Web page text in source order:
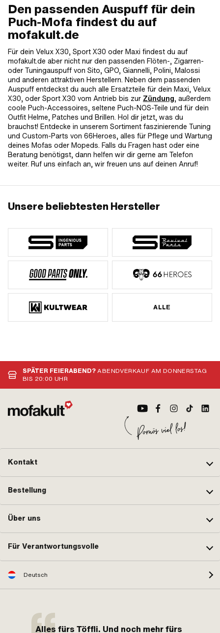
Den passenden Auspuff für dein
Puch-Mofa findest du auf
mofakult.de
Für dein Velux X30, Sport X30 oder Maxi findest du auf
mofakult.de aber nicht nur den passenden Flöten-, Zigarren-
oder Tuningauspuff von Sito, GPO, Giannelli, Polini, Malossi
und anderen attraktiven Herstellern. Neben dem passenden
Auspuff entdeckst du auch alle Ersatzteile für dein Maxi, Velux
X30, oder Sport X30 vom Antrieb bis zur Zündung, außerdem
coole Puch-Accessoires, seltene Puch-NOS-Teile und für dein
Outfit Helme, Patches und Brillen. Hol dir jetzt, was du
brauchst! Entdecke in unserem Sortiment faszinierende Tuning
und Custom-Parts von 66Heroes, alles für Pflege und Wartung
deines Mofas oder Mopeds. Falls du Fragen hast oder eine
Beratung benötigst, dann helfen wir dir gerne am Telefon
weiter. Ruf uns einfach an, wir freuen uns auf deinen Anruf!
Unsere beliebtesten Hersteller
ALLE
SPÄTER FEIERABEND?ABENDVERKAUF AM DONNERSTAG
BIS 20:00 UHR
Kontakt
Bestellung
Über uns
Für Verantwortungsvolle
Deutsch
Alles fürs Töffli. Und noch mehr fürs